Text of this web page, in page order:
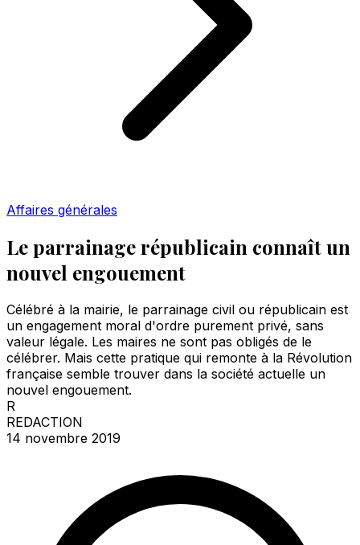
Affaires générales
Le parrainage républicain connaît un
nouvel engouement
Célébré à la mairie, le parrainage civil ou républicain est
un engagement moral d'ordre purement privé, sans
valeur légale. Les maires ne sont pas obligés de le
célébrer. Mais cette pratique qui remonte à la Révolution
française semble trouver dans la société actuelle un
nouvel engouement.
R
REDACTION
14 novembre 2019